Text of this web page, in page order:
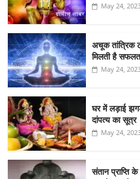
May 24,
अचूक तांत्रिक
मिलती है
May 24,
घर में लड़ाई
दांपत्य का सूत्र
May 24,
संतान प्राप्ति